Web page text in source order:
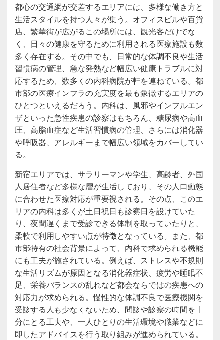
都心の交通網が交差するエリアには、多様な働き方と
生活スタイルを持つ人々が集う。 オフィスビルや百貨
店、繁華街が広がるこの場所には、観光客だけでな
く、日々の健康を守るために利用される医療施設も数
多く存在する。その中でも、日常的な体調不良や生活
習慣病の管理、急な発熱など幅広い健康トラブルに対
応するため、数多くの内科病院が軒を連ねている。都
市部の医療インフラの充実度を最も象徴するエリアの
ひとつといえるだろう。内科は、風邪やインフルエン
ザといった急性疾患の診察はもちろん、糖尿病や高血
圧、高脂血症など生活習慣病の管理、さらには消化器
や呼吸器、アレルギーまで幅広い領域をカバーしてい
る。
新宿エリアでは、サラリーマンや学生、高齢者、外国
人居住者など多様な層が生活しており、その人口動態
に合わせた医療対応が重要視される。その点、このエ
リアの内科は多くが土日祝日も診察日を設けていた
り、夜間遅くまで受診できる体制を取っていたりと、
柔軟で利用しやすい点が特徴となっている。また、都
市部特有の社会背景によって、内科で求められる機能
にも工夫が施されている。例えば、ストレスや不規則
な生活リズムが原因となる消化器症状、疲労や睡眠不
足、栄養バランスの乱れなど都会ならではの疾患への
対応力が求められる。慢性的な体調不良で医療機関を
受診する人も少なくないため、問診や診察の時間を十
分にとる工夫や、一人ひとりの生活環境や職業などに
即したアドバイスを行う取り組みが進められている。